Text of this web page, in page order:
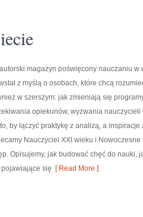
magazyn poświęcony nauczaniu
z myślą o osobach, które chcą
w szerszym: jak zmieniają się
opiekunów, wyzwania
by łączyć praktykę z analizą, a
Nauczyciel XXI wieku i
Opisujemy, jak budować chęć do nauki,
się [ Read More ]